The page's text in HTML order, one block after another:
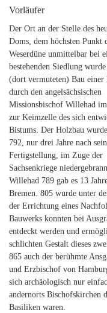
Vorläufer
Der Ort an der Stelle des
Doms, dem höchsten Punkt
Weserdüne unmittelbar bei
bestehenden Siedlung
(dort vermuteten) Bau einer
durch den angelsächsischen
Missionsbischof Willehad
zur Keimzelle des sich
Bistums. Der Holzbau
792, nur drei Jahre nach
Fertigstellung, im Zuge der
Sachsenkriege
Willehad 789 gab es 13
Bremen. 805 wurde unter
der Errichtung eines
Bauwerks konnten bei
entdeckt werden und
schlichten Gestalt dieses
865 auch der berühmte
und Erzbischof von
sich archäologisch nur
andernorts Bischofskirchen
Basiliken waren.